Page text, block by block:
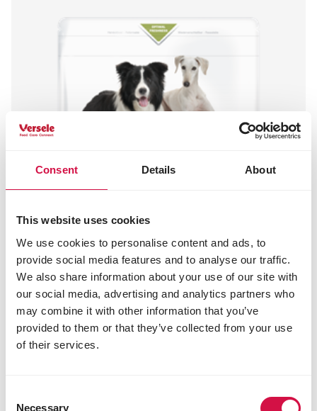
Consent Details About
This website uses cookies
We use cookies to personalise content and ads, to
provide social media features and to analyse our traffic.
We also share information about your use of our site with
our social media, advertising and analytics partners who
may combine it with other information that you’ve
provided to them or that they’ve collected from your use
of their services.
Necessary